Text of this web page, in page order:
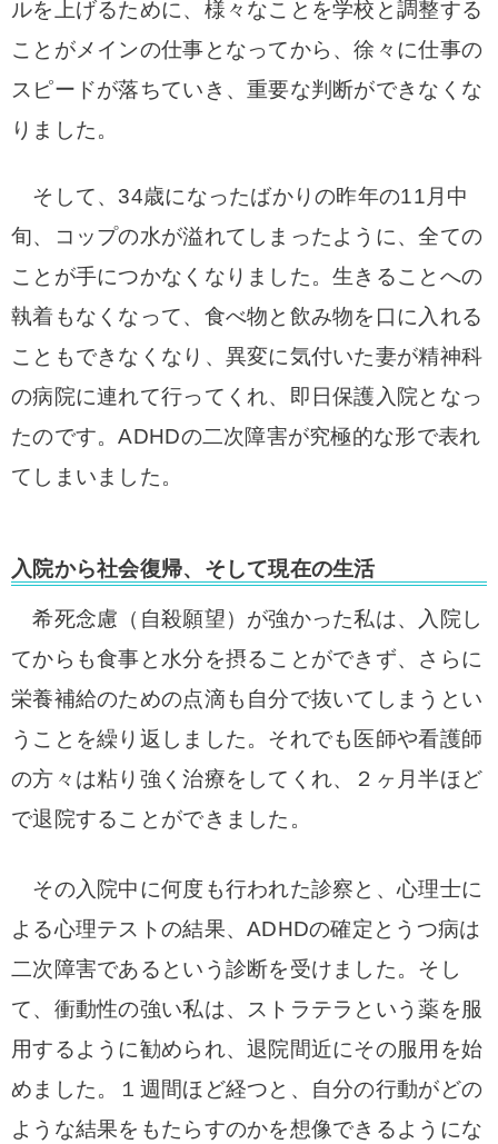
ルを上げるために、様々なことを学校と調整する
ことがメインの仕事となってから、徐々に仕事の
スピードが落ちていき、重要な判断ができなくな
りました。
そして、34歳になったばかりの昨年の11月中
旬、コップの水が溢れてしまったように、全ての
ことが手につかなくなりました。生きることへの
執着もなくなって、食べ物と飲み物を口に入れる
こともできなくなり、異変に気付いた妻が精神科
の病院に連れて行ってくれ、即日保護入院となっ
たのです。ADHDの二次障害が究極的な形で表れ
てしまいました。
入院から社会復帰、そして現在の生活
希死念慮（自殺願望）が強かった私は、入院し
てからも食事と水分を摂ることができず、さらに
栄養補給のための点滴も自分で抜いてしまうとい
うことを繰り返しました。それでも医師や看護師
の方々は粘り強く治療をしてくれ、２ヶ月半ほど
で退院することができました。
その入院中に何度も行われた診察と、心理士に
よる心理テストの結果、ADHDの確定とうつ病は
二次障害であるという診断を受けました。そし
て、衝動性の強い私は、ストラテラという薬を服
用するように勧められ、退院間近にその服用を始
めました。１週間ほど経つと、自分の行動がどの
ような結果をもたらすのかを想像できるようにな